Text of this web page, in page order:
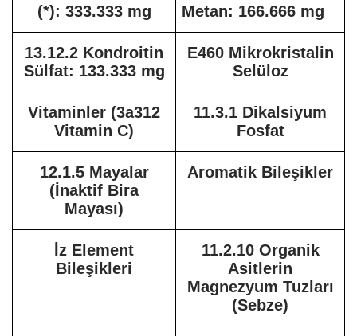
(*): 333.333 mg
Metan: 166.666 mg
13.12.2 Kondroitin
Sülfat: 133.333 mg
E460 Mikrokristalin
Selüloz
Vitaminler (3a312
Vitamin C)
11.3.1 Dikalsiyum
Fosfat
12.1.5 Mayalar
(İnaktif Bira
Mayası)
Aromatik Bileşikler
İz Element
Bileşikleri
11.2.10 Organik
Asitlerin
Magnezyum Tuzları
(Sebze)